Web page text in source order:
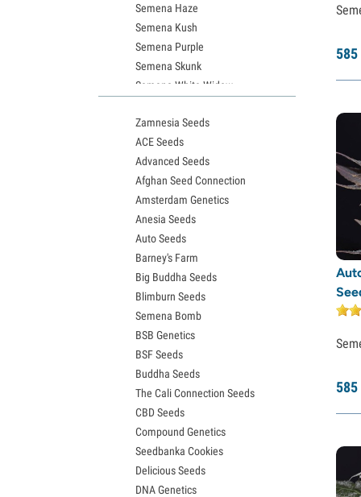
585
585
Semena Haze
Semena Kush
Semena Purple
Semena Skunk
Semena White Widow
Semena Granddaddy Purple
Semena OG Kush
Semena Blue Dream
Semena Lemon Haze
Semena Bruce Banner
Semena Gelato
Semena Sour Diesel
Semena Jack Herer
Semena Girl Scout Cookies (GSC)
Semena Wedding Cake
Semena Zkittlez
Semena Pineapple Express
Semena Chemdawg
Semena Hindu Kush
Semena Mimosa
Zamnesia Seeds
ACE Seeds
Advanced Seeds
Afghan Seed Connection
Amsterdam Genetics
Anesia Seeds
Auto Seeds
Barney's Farm
Big Buddha Seeds
Blimburn Seeds
Semena Bomb
BSB Genetics
BSF Seeds
Buddha Seeds
The Cali Connection Seeds
CBD Seeds
Compound Genetics
Seedbanka Cookies
Delicious Seeds
DNA Genetics